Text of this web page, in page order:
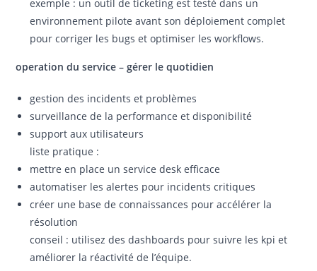
exemple : un outil de ticketing est testé dans un
environnement pilote avant son déploiement complet
pour corriger les bugs et optimiser les workflows.
operation du service – gérer le quotidien
gestion des incidents et problèmes
surveillance de la performance et disponibilité
support aux utilisateurs
liste pratique :
mettre en place un service desk efficace
automatiser les alertes pour incidents critiques
créer une base de connaissances pour accélérer la
résolution
conseil : utilisez des dashboards pour suivre les kpi et
améliorer la réactivité de l’équipe.